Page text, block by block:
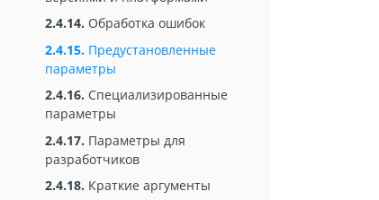
2.4.14. Обработка ошибок
2.4.15. Предустановленные
параметры
2.4.16. Специализированные
параметры
2.4.17. Параметры для
разработчиков
2.4.18. Краткие аргументы